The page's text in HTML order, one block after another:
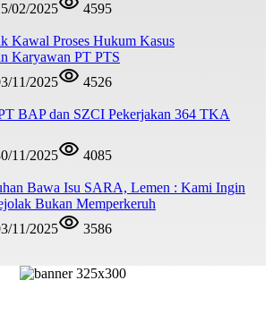
02/2025
4595
Kawal Proses Hukum Kasus
Karyawan PT PTS
11/2025
4526
BAP dan SZCI Pekerjakan 364 TKA
11/2025
4085
Bawa Isu SARA, Lemen : Kami Ingin
Bukan Memperkeruh
11/2025 3586